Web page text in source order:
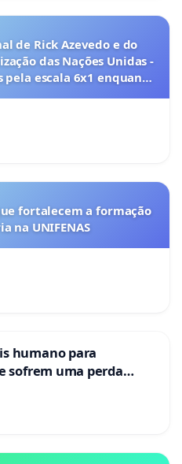
de Rick Azevedo e do
das Nações Unidas -
pela escala 6x1 enquanto
fortalecem a formação
na UNIFENAS
humano para
sofrem uma perda
portugueses